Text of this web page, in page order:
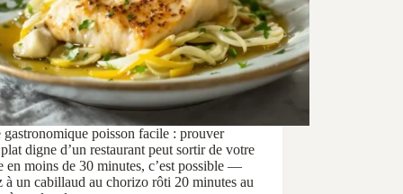
gastronomique poisson facile : prouver
digne d’un restaurant peut sortir de votre
en moins de 30 minutes, c’est possible —
à un cabillaud au chorizo rôti 20 minutes au